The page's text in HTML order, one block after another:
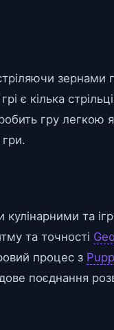
зернами
кілька
гру легкою
та
та точності
процес з
поєднання